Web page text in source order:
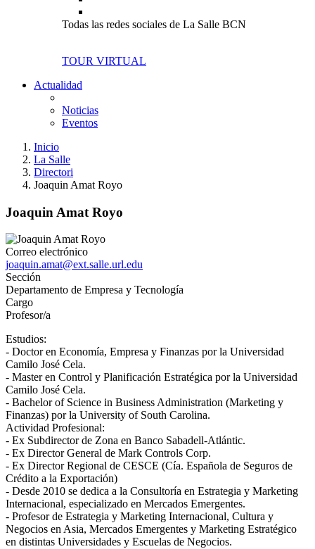
Todas las redes sociales de La Salle BCN
TOUR VIRTUAL
Actualidad
Noticias
Eventos
Inicio
La Salle
Directori
Joaquin Amat Royo
Joaquin Amat Royo
Correo electrónico
joaquin.amat@ext.salle.url.edu
Sección
Departamento de Empresa y Tecnología
Cargo
Profesor/a
Estudios:
- Doctor en Economía, Empresa y Finanzas por la Universidad
Camilo José Cela.
- Master en Control y Planificación Estratégica por la Universidad
Camilo José Cela.
- Bachelor of Science in Business Administration (Marketing y
Finanzas) por la University of South Carolina.
Actividad Profesional:
- Ex Subdirector de Zona en Banco Sabadell-Atlántic.
- Ex Director General de Mark Controls Corp.
- Ex Director Regional de CESCE (Cía. Española de Seguros de
Crédito a la Exportación)
- Desde 2010 se dedica a la Consultoría en Estrategia y Marketing
Internacional, especializado en Mercados Emergentes.
- Profesor de Estrategia y Marketing Internacional, Cultura y
Negocios en Asia, Mercados Emergentes y Marketing Estratégico
en distintas Universidades y Escuelas de Negocios.